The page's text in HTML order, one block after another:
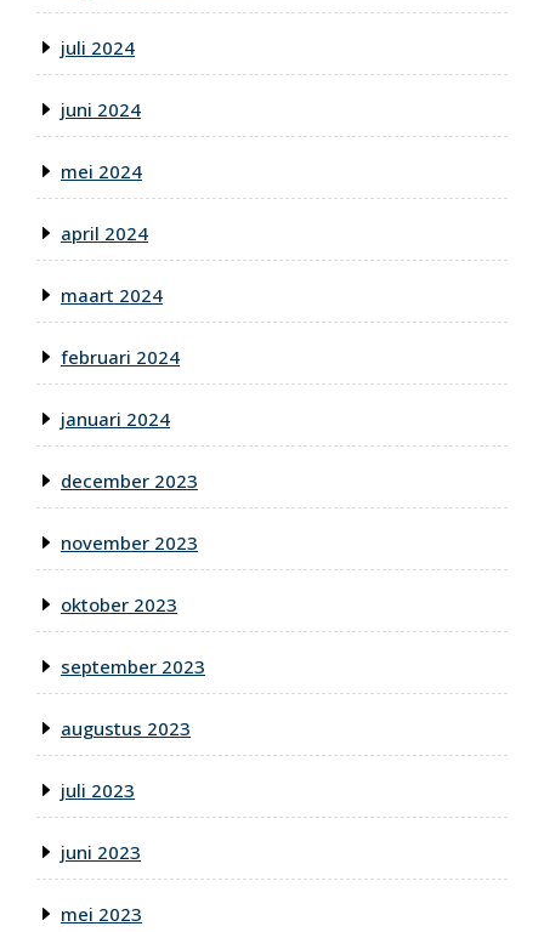
juli 2024
juni 2024
mei 2024
april 2024
maart 2024
februari 2024
januari 2024
december 2023
november 2023
oktober 2023
september 2023
augustus 2023
juli 2023
juni 2023
mei 2023